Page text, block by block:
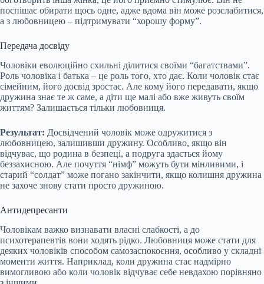
поспішає обирати щось одне, адже вдома він може розслабитися,
а з любовницею – підтримувати “хорошу форму”.
Передача досвіду
Чоловіки еволюційно схильні ділитися своїми “багатствами”.
Роль чоловіка і батька – це роль того, хто дає. Коли чоловік стає
сімейним, його досвід зростає. Але кому його передавати, якщо
дружина знає те ж саме, а діти ще малі або вже живуть своїм
життям? Залишається тільки любовниця.
Результат: Досвідчений чоловік може одружитися з
любовницею, залишивши дружину. Особливо, якщо він
відчуває, що родина в безпеці, а подруга здається йому
беззахисною. Але почуття “німф” можуть бути мінливими, і
старий “солдат” може погано закінчити, якщо колишня дружина
не захоче знову стати просто дружиною.
Антидепресанти
Чоловікам важко визнавати власні слабкості, а до
психотерапевтів вони ходять рідко. Любовниця може стати для
деяких чоловіків способом самозаспокоєння, особливо у складні
моменти життя. Наприклад, коли дружина стає надмірно
вимогливою або коли чоловік відчуває себе невдахою порівняно